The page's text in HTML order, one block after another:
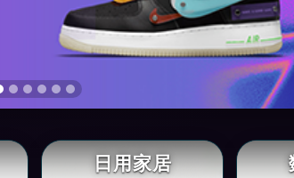
日用家居